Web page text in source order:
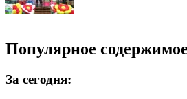
Популярное содержимое
За сегодня: